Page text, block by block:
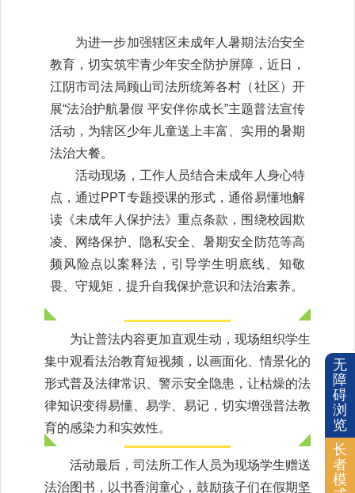
为进一步加强辖区未成年人暑期法治安全
教育，切实筑牢青少年安全防护屏障，近日，
江阴市司法局顾山司法所统筹各村（社区）开
展“法治护航暑假 平安伴你成长”主题普法宣传
活动，为辖区少年儿童送上丰富、实用的暑期
法治大餐。
活动现场，工作人员结合未成年人身心特
点，通过PPT专题授课的形式，通俗易懂地解
读《未成年人保护法》重点条款，围绕校园欺
凌、网络保护、隐私安全、暑期安全防范等高
频风险点以案释法，引导学生明底线、知敬
畏、守规矩，提升自我保护意识和法治素养。
为让普法内容更加直观生动，现场组织学生
集中观看法治教育短视频，以画面化、情景化的
形式普及法律常识、警示安全隐患，让枯燥的法
律知识变得易懂、易学、易记，切实增强普法教
育的感染力和实效性。
活动最后，司法所工作人员为现场学生赠送
法治图书，以书香润童心，鼓励孩子们在假期坚
无
障
碍
浏
览
长
者
模